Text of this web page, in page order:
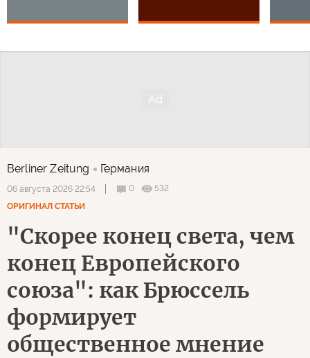
Berliner Zeitung Германия
06 августа 2026 22:54 0
532
ОРИГИНАЛ СТАТЬИ
"Скорее конец света, чем
конец Европейского
союза": как Брюссель
формирует
общественное мнение